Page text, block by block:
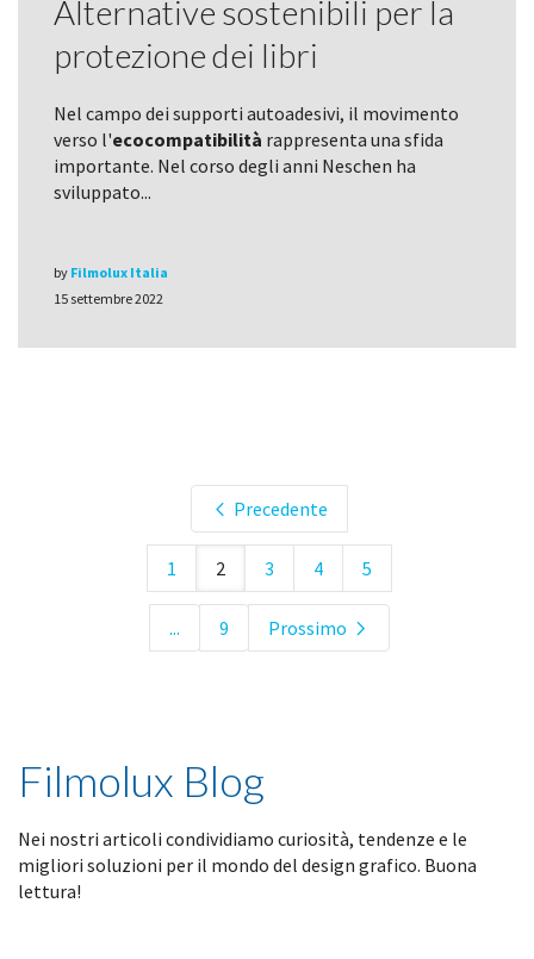
Alternative sostenibili per la
protezione dei libri
Nel campo dei supporti autoadesivi, il movimento
verso l'ecocompatibilità rappresenta una sfida
importante. Nel corso degli anni Neschen ha
sviluppato...
by Filmolux Italia
15 settembre 2022
Precedente
1 2 3 4 5
... 9 Prossimo
Filmolux Blog
Nei nostri articoli condividiamo curiosità, tendenze e le
migliori soluzioni per il mondo del design grafico. Buona
lettura!